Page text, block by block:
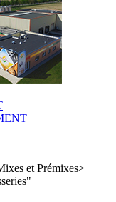
et Prémixes>